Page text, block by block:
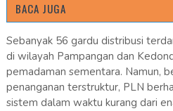
BACA JUGA
Sebanyak 56 gardu distribusi
di wilayah Pampangan dan
pemadaman sementara. Namun,
penanganan terstruktur, PLN
sistem dalam waktu kurang dari